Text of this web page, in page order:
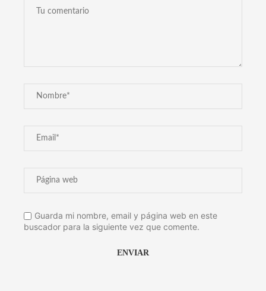
Guarda mi nombre, email y página web en este
buscador para la siguiente vez que comente.